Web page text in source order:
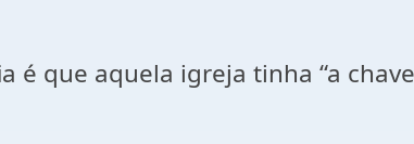
que aquela igreja tinha “a